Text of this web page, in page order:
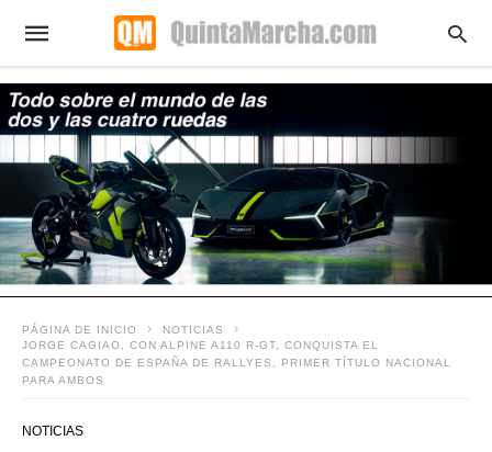
PÁGINA DE INICIO
NOTICIAS
JORGE CAGIAO, CON ALPINE A110 R-GT, CONQUISTA EL
CAMPEONATO DE ESPAÑA DE RALLYES, PRIMER TÍTULO NACIONAL
PARA AMBOS
NOTICIAS